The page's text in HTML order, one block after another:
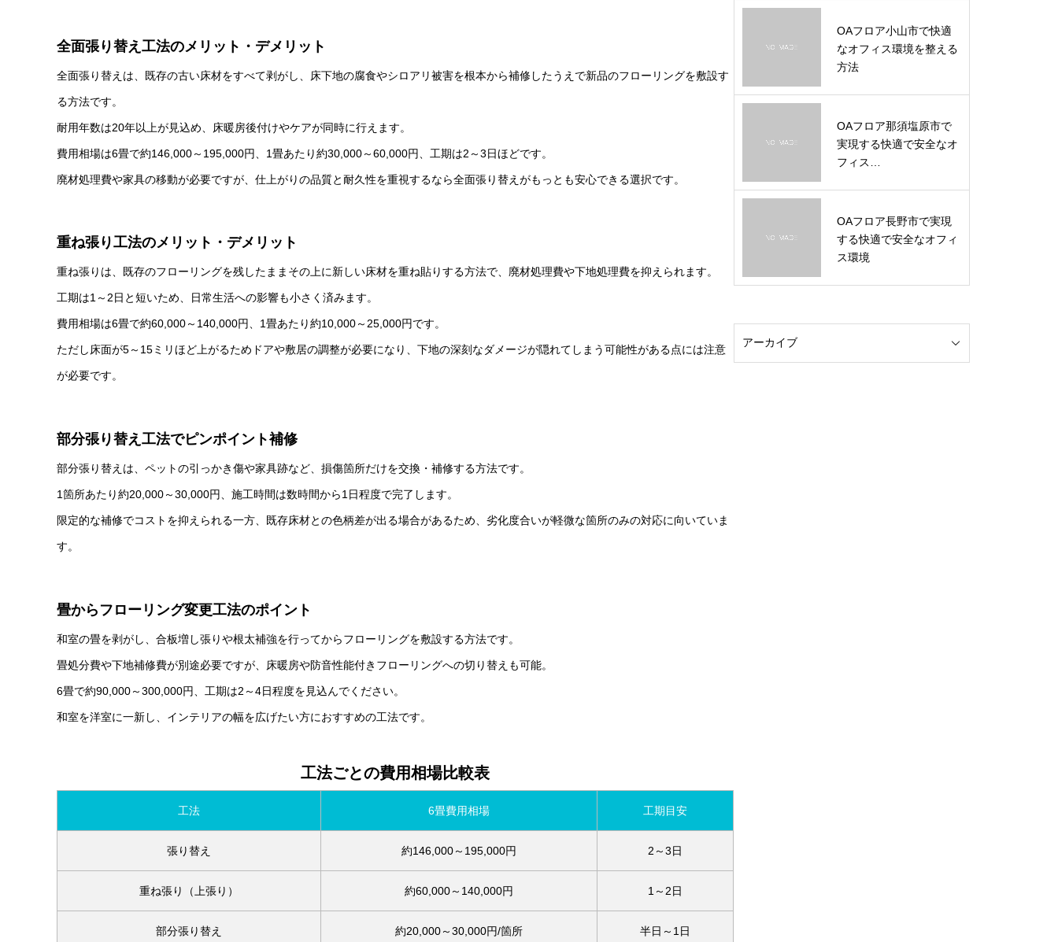
全面張り替え工法のメリット・デメリット
全面張り替えは、既存の古い床材をすべて剥がし、床下地の腐食やシロアリ被害を根本から補修したうえで新品のフローリングを敷設す
る方法です。
耐用年数は20年以上が見込め、床暖房後付けやケアが同時に行えます。
費用相場は6畳で約146,000～195,000円、1畳あたり約30,000～60,000円、工期は2～3日ほどです。
廃材処理費や家具の移動が必要ですが、仕上がりの品質と耐久性を重視するなら全面張り替えがもっとも安心できる選択です。
重ね張り工法のメリット・デメリット
重ね張りは、既存のフローリングを残したままその上に新しい床材を重ね貼りする方法で、廃材処理費や下地処理費を抑えられます。
工期は1～2日と短いため、日常生活への影響も小さく済みます。
費用相場は6畳で約60,000～140,000円、1畳あたり約10,000～25,000円です。
ただし床面が5～15ミリほど上がるためドアや敷居の調整が必要になり、下地の深刻なダメージが隠れてしまう可能性がある点には注意
が必要です。
部分張り替え工法でピンポイント補修
部分張り替えは、ペットの引っかき傷や家具跡など、損傷箇所だけを交換・補修する方法です。
1箇所あたり約20,000～30,000円、施工時間は数時間から1日程度で完了します。
限定的な補修でコストを抑えられる一方、既存床材との色柄差が出る場合があるため、劣化度合いが軽微な箇所のみの対応に向いていま
す。
畳からフローリング変更工法のポイント
和室の畳を剥がし、合板増し張りや根太補強を行ってからフローリングを敷設する方法です。
畳処分費や下地補修費が別途必要ですが、床暖房や防音性能付きフローリングへの切り替えも可能。
6畳で約90,000～300,000円、工期は2～4日程度を見込んでください。
和室を洋室に一新し、インテリアの幅を広げたい方におすすめの工法です。
工法ごとの費用相場比較表
工法 6畳費用相場 工期目安
張り替え 約146,000～195,000円 2～3日
重ね張り（上張り） 約60,000～140,000円 1～2日
部分張り替え 約20,000～30,000円/箇所 半日～1日
OAフロア小山市で快適
なオフィス環境を整える
方法
OAフロア那須塩原市で
実現する快適で安全なオ
フィス…
OAフロア長野市で実現
する快適で安全なオフィ
ス環境